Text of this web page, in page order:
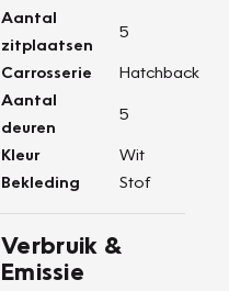
Aantal
zitplaatsen
5
Carrosserie
Hatchback
Aantal
deuren
5
Kleur
Wit
Bekleding
Stof
Verbruik &
Emissie